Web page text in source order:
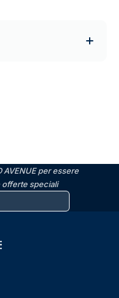
AVENUE per essere
offerte speciali